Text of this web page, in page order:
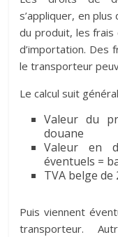
s’appliquer, en
du produit, les
d’importation. Des
le transporteur
Le calcul suit
Valeur du
douane
Valeur en
éventuels =
TVA belge
Puis viennent
transporteur.